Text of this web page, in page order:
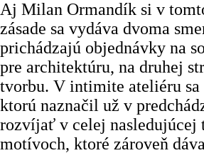
Aj Milan Ormandík si v
zásade sa vydáva dvoma
prichádzajú objednávky na
pre architektúru, na druhej
tvorbu. V intimite ateliéru sa
ktorú naznačil už v
rozvíjať v celej nasledujúcej
motívoch, ktoré zároveň